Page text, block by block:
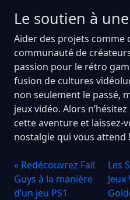
Le soutien à
Aider des projets comme
communauté de
passion pour le rétro
fusion de cultures
non seulement le passé,
jeux vidéo. Alors
cette aventure et laissez-
nostalgie qui vous attend !
« Redécouvrez Fall
Guys à la manière
d’un jeu PS1
Les